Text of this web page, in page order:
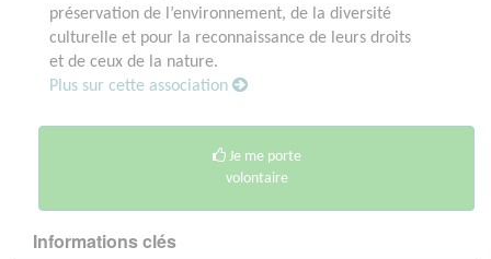
préservation de l’environnement, de la diversité
culturelle et pour la reconnaissance de leurs droits
et de ceux de la nature.
Plus sur cette association
Je me porte
volontaire
Informations clés